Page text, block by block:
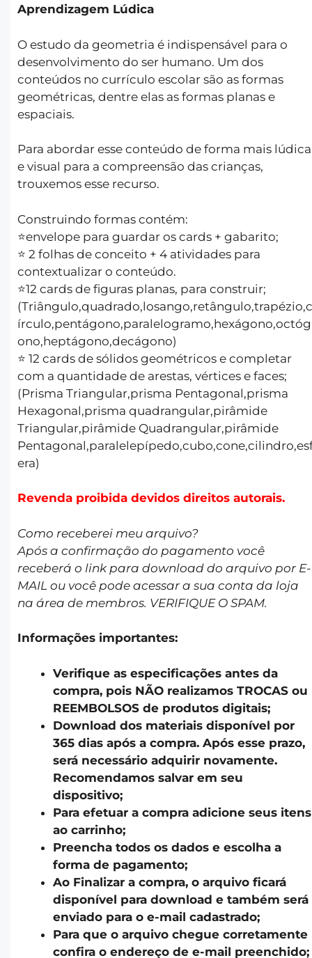
Aprendizagem Lúdica
O estudo da geometria é indispensável para o
desenvolvimento do ser humano. Um dos
conteúdos no currículo escolar são as formas
geométricas, dentre elas as formas planas e
espaciais.
Para abordar esse conteúdo de forma mais lúdica
e visual para a compreensão das crianças,
trouxemos esse recurso.
Construindo formas contém:
⭐️envelope para guardar os cards + gabarito;
⭐️ 2 folhas de conceito + 4 atividades para
contextualizar o conteúdo.
⭐️12 cards de figuras planas, para construir;
(Triângulo,quadrado,losango,retângulo,trapézio,c
írculo,pentágono,paralelogramo,hexágono,octóg
ono,heptágono,decágono)
⭐️ 12 cards de sólidos geométricos e completar
com a quantidade de arestas, vértices e faces;
(Prisma Triangular,prisma Pentagonal,prisma
Hexagonal,prisma quadrangular,pirâmide
Triangular,pirâmide Quadrangular,pirâmide
era)
Revenda proibida devidos direitos autorais.
Como receberei meu arquivo?
Após a confirmação do pagamento você
receberá o link para download do arquivo por E-
MAIL ou você pode acessar a sua conta da loja
na área de membros. VERIFIQUE O SPAM.
Informações importantes:
Verifique as especificações antes da
compra, pois NÃO realizamos TROCAS ou
REEMBOLSOS de produtos digitais;
Download dos materiais disponível por
365 dias após a compra. Após esse prazo,
será necessário adquirir novamente.
Recomendamos salvar em seu
dispositivo;
Para efetuar a compra adicione seus itens
ao carrinho;
Preencha todos os dados e escolha a
forma de pagamento;
Ao Finalizar a compra, o arquivo ficará
disponível para download e também será
enviado para o e-mail cadastrado;
Para que o arquivo chegue corretamente
confira o endereço de e-mail preenchido;